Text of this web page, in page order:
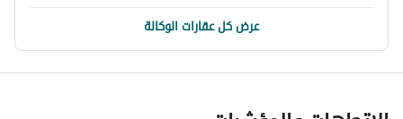
عرض كل عقارات الوكالة